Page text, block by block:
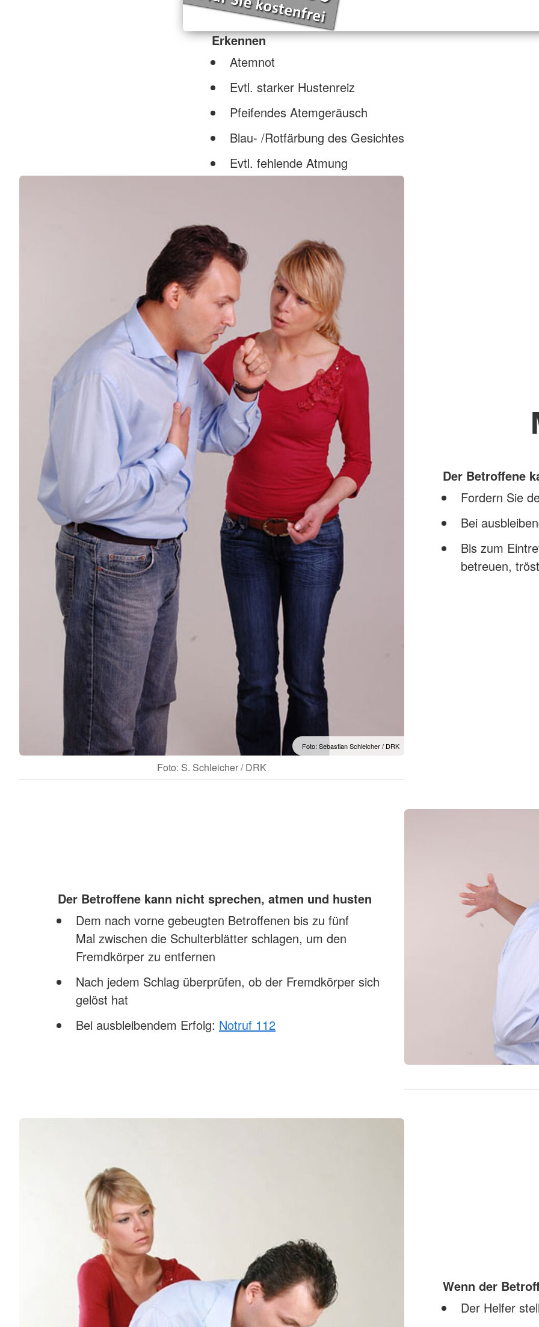
Erkennen
Atemnot
Evtl. starker Hustenreiz
Pfeifendes Atemgeräusch
Blau- /Rotfärbung des Gesichtes
Evtl. fehlende Atmung
Foto: Sebastian Schleicher / DRK
Foto: S. Schleicher / DRK
Der Betroffene
Fordern Sie
Bei
Bis zum
betreuen,
Der Betroffene kann nicht sprechen, atmen und husten
Dem nach vorne gebeugten Betroffenen bis zu fünf
Mal zwischen die Schulterblätter schlagen, um den
Fremdkörper zu entfernen
Nach jedem Schlag überprüfen, ob der Fremdkörper sich
gelöst hat
Bei ausbleibendem Erfolg: Notruf 112
Wenn der
Der Helfer